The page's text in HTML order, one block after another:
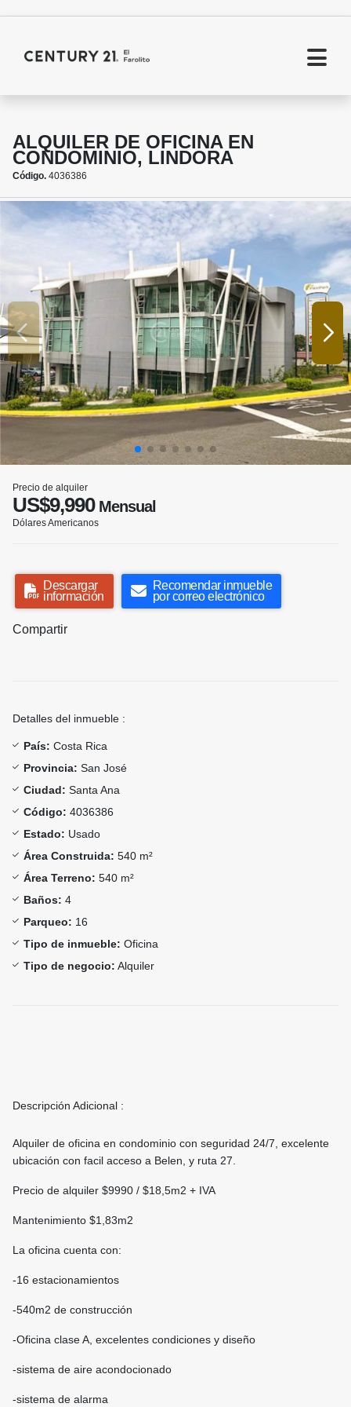
ALQUILER DE OFICINA EN
CONDOMINIO, LINDORA
Código. 4036386
Precio de alquiler
US$9,990Mensual
Dólares Americanos
Descargar
información
Recomendar inmueble
por correo electrónico
Compartir
Detalles del inmueble :
País: Costa Rica
Provincia: San José
Ciudad: Santa Ana
Código: 4036386
Estado: Usado
Área Construida: 540 m²
Área Terreno: 540 m²
Baños: 4
Parqueo: 16
Tipo de inmueble: Oficina
Tipo de negocio: Alquiler
Descripción Adicional :
Alquiler de oficina en condominio con seguridad 24/7, excelente
ubicación con facil acceso a Belen, y ruta 27.
Precio de alquiler $9990 / $18,5m2 + IVA
Mantenimiento $1,83m2
La oficina cuenta con:
-16 estacionamientos
-540m2 de construcción
-Oficina clase A, excelentes condiciones y diseño
-sistema de aire acondocionado
-sistema de alarma